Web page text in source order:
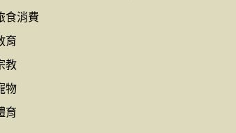
食消費
育
教
物
育